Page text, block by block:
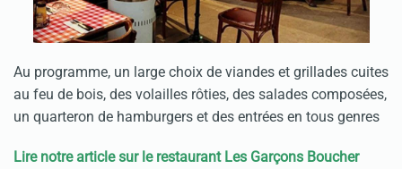
Au programme, un large choix de viandes et grillades cuites
au feu de bois, des volailles rôties, des salades composées,
un quarteron de hamburgers et des entrées en tous genres
Lire notre article sur le restaurant Les Garçons Boucher